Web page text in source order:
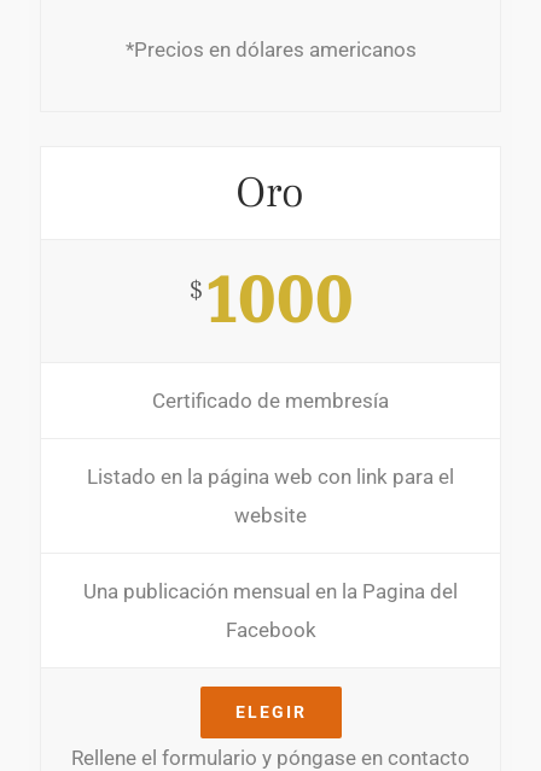
*Precios en dólares americanos
Oro
$1000
Certificado de membresía
Listado en la página web con link para el
website
Una publicación mensual en la Pagina del
Facebook
ELEGIR
Rellene el formulario y póngase en contacto